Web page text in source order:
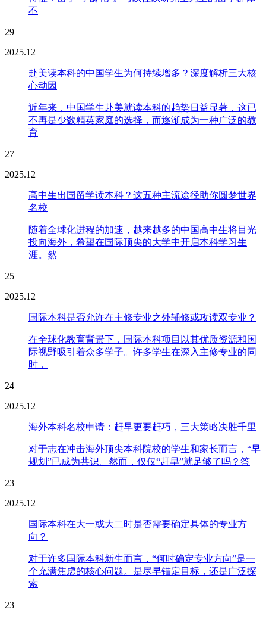
不
29
2025.12
赴美读本科的中国学生为何持续增多？深度解析三大核
心动因
近年来，中国学生赴美就读本科的趋势日益显著，这已
不再是少数精英家庭的选择，而逐渐成为一种广泛的教
育
27
2025.12
高中生出国留学读本科？这五种主流途径助你圆梦世界
名校
随着全球化进程的加速，越来越多的中国高中生将目光
投向海外，希望在国际顶尖的大学中开启本科学习生
涯。然
25
2025.12
国际本科是否允许在主修专业之外辅修或攻读双专业？
在全球化教育背景下，国际本科项目以其优质资源和国
际视野吸引着众多学子。许多学生在深入主修专业的同
时，
24
2025.12
海外本科名校申请：赶早更要赶巧，三大策略决胜千里
对于志在冲击海外顶尖本科院校的学生和家长而言，“早
规划”已成为共识。然而，仅仅“赶早”就足够了吗？答
23
2025.12
国际本科在大一或大二时是否需要确定具体的专业方
向？
对于许多国际本科新生而言，“何时确定专业方向”是一
个充满焦虑的核心问题。是尽早锚定目标，还是广泛探
索
23